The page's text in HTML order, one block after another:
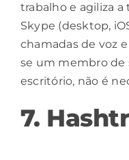
trabalho e agiliza a
Skype (desktop,
chamadas de voz
se um membro de
escritório, não é
7.